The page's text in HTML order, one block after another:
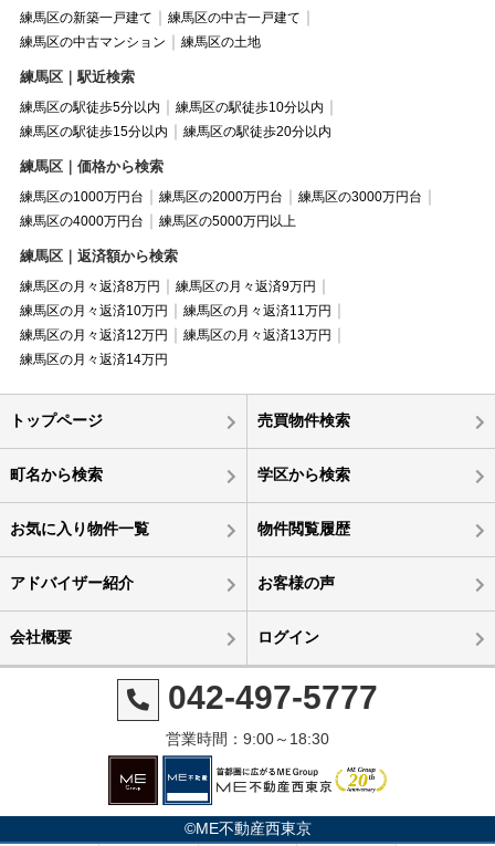
練馬区の新築一戸建て
練馬区の中古一戸建て
練馬区の中古マンション
練馬区の土地
練馬区｜駅近検索
練馬区の駅徒歩5分以内
練馬区の駅徒歩10分以内
練馬区の駅徒歩15分以内
練馬区の駅徒歩20分以内
練馬区｜価格から検索
練馬区の1000万円台 練馬区の2000万円台
練馬区の3000万円台
練馬区の4000万円台
練馬区の5000万円以上
練馬区｜返済額から検索
練馬区の月々返済8万円
練馬区の月々返済9万円
練馬区の月々返済10万円
練馬区の月々返済11万円
練馬区の月々返済12万円
練馬区の月々返済13万円
練馬区の月々返済14万円
トップページ 売買物件検索
町名から検索 学区から検索
お気に入り物件一覧 物件閲覧履歴
アドバイザー紹介 お客様の声
会社概要 ログイン
042-497-5777
営業時間：9:00～18:30
©ME不動産西東京